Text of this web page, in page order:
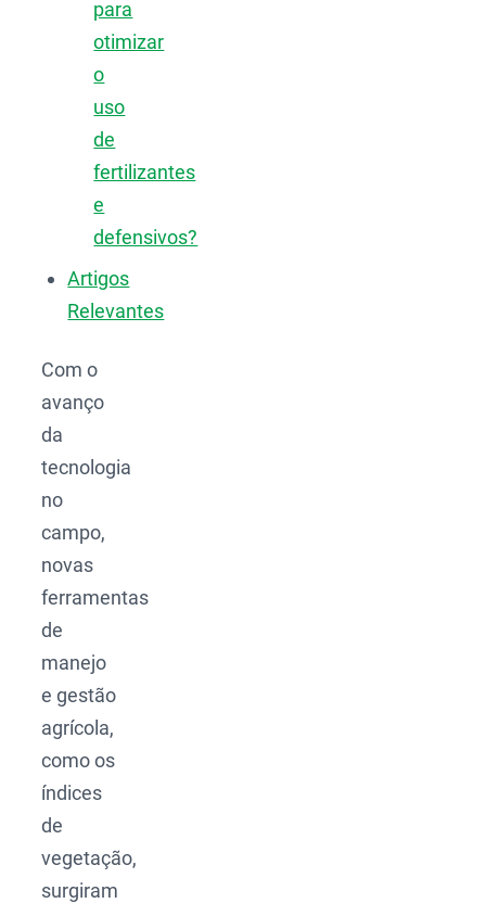
para
otimizar
o
uso
de
fertilizantes
e
defensivos?
Artigos
Relevantes
Com o
avanço
da
tecnologia
no
campo,
novas
ferramentas
de
manejo
e gestão
agrícola,
como os
índices
de
vegetação,
surgiram